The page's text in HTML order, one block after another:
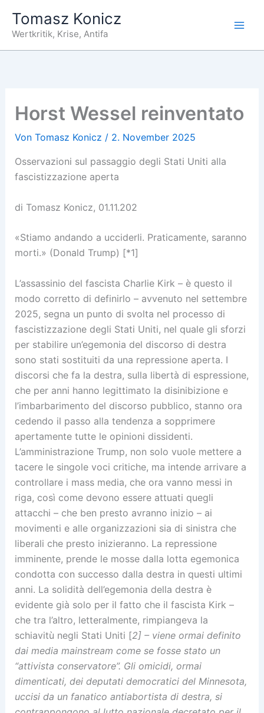
Inhalt
springen
Tomasz Konicz
Wertkritik, Krise, Antifa
Horst Wessel reinventato
Von Tomasz Konicz / 2. November 2025
Osservazioni sul passaggio degli Stati Uniti alla
fascistizzazione aperta
di Tomasz Konicz, 01.11.202
«Stiamo andando a ucciderli. Praticamente, saranno
morti.» (Donald Trump) [*1]
L’assassinio del fascista Charlie Kirk – è questo il
modo corretto di definirlo – avvenuto nel settembre
2025, segna un punto di svolta nel processo di
fascistizzazione degli Stati Uniti, nel quale gli sforzi
per stabilire un’egemonia del discorso di destra
sono stati sostituiti da una repressione aperta. I
discorsi che fa la destra, sulla libertà di espressione,
che per anni hanno legittimato la disinibizione e
l’imbarbarimento del discorso pubblico, stanno ora
cedendo il passo alla tendenza a sopprimere
apertamente tutte le opinioni dissidenti.
L’amministrazione Trump, non solo vuole mettere a
tacere le singole voci critiche, ma intende arrivare a
controllare i mass media, che ora vanno messi in
riga, così come devono essere attuati quegli
attacchi – che ben presto avranno inizio – ai
movimenti e alle organizzazioni sia di sinistra che
liberali che presto inizieranno. La repressione
imminente, prende le mosse dalla lotta egemonica
condotta con successo dalla destra in questi ultimi
anni. La solidità dell’egemonia della destra è
evidente già solo per il fatto che il fascista Kirk –
che tra l’altro, letteralmente, rimpiangeva la
schiavitù negli Stati Uniti [2] – viene ormai definito
dai media mainstream come se fosse stato un
“attivista conservatore”. Gli omicidi, ormai
dimenticati, dei deputati democratici del Minnesota,
uccisi da un fanatico antiabortista di destra, si